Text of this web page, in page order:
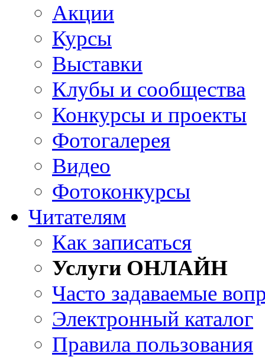
Акции
Курсы
Выставки
Клубы и сообщества
Конкурсы и проекты
Фотогалерея
Видео
Фотоконкурсы
Читателям
Как записаться
Услуги ОНЛАЙН
Часто задаваемые
Электронный каталог
Правила пользования